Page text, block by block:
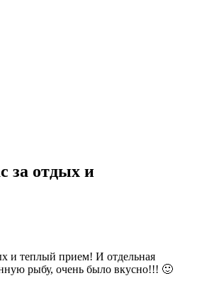
за отдых и
и теплый прием! И отдельная
рыбу, очень было вкусно!!! 🙂